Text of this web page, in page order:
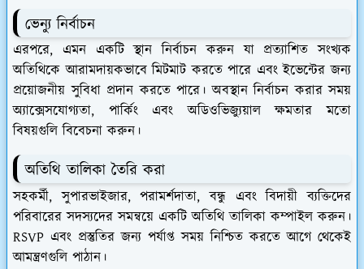
ভেন্যু নির্বাচন
এরপরে, এমন একটি স্থান নির্বাচন করুন যা প্রত্যাশিত সংখ্যক
অতিথিকে আরামদায়কভাবে মিটমাট করতে পারে এবং ইভেন্টের জন্য
প্রয়োজনীয় সুবিধা প্রদান করতে পারে। অবস্থান নির্বাচন করার সময়
অ্যাক্সেসযোগ্যতা, পার্কিং এবং অডিওভিজ্যুয়াল ক্ষমতার মতো
বিষয়গুলি বিবেচনা করুন।
অতিথি তালিকা তৈরি করা
সহকর্মী, সুপারভাইজার, পরামর্শদাতা, বন্ধু এবং বিদায়ী ব্যক্তিদের
পরিবারের সদস্যদের সমন্বয়ে একটি অতিথি তালিকা কম্পাইল করুন।
RSVP এবং প্রস্তুতির জন্য পর্যাপ্ত সময় নিশ্চিত করতে আগে থেকেই
আমন্ত্রণগুলি পাঠান।